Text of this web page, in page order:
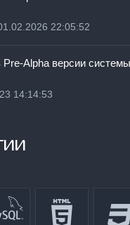
22:05:52
14:14:53